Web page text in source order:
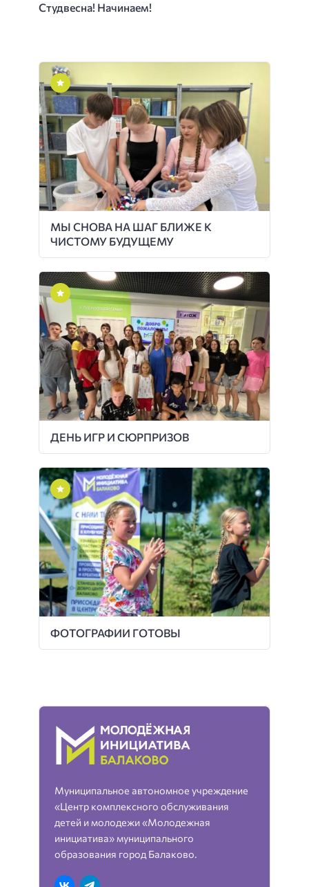
Студвесна! Начинаем!
МЫ СНОВА НА ШАГ БЛИЖЕ К
ЧИСТОМУ БУДУЩЕМУ
ДЕНЬ ИГР И СЮРПРИЗОВ
ФОТОГРАФИИ ГОТОВЫ
Муниципальное автономное учреждение
«Центр комплексного обслуживания
детей и молодежи «Молодежная
инициатива» муниципального
образования город Балаково.